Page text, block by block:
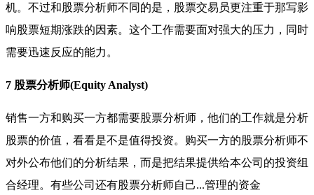
机。不过和股票分析师不同的是，股票交易员更注重于那写影
响股票短期涨跌的因素。这个工作需要面对强大的压力，同时
需要迅速反应的能力。
7 股票分析师(Equity Analyst)
销售一方和购买一方都需要股票分析师，他们的工作就是分析
股票的价值，看看是不是值得投资。购买一方的股票分析师不
对外公布他们的分析结果，而是把结果提供给本公司的投资组
合经理。有些公司还有股票分析师自己...管理的资金